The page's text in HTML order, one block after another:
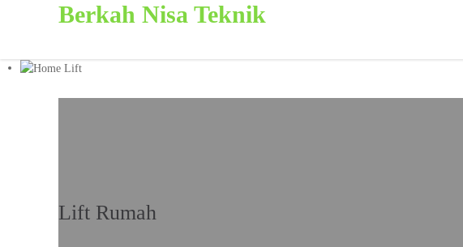
Berkah Nisa Teknik
Lift Rumah